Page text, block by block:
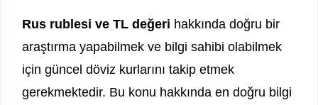
Rus rublesi ve TL değeri hakkında doğru bir
araştırma yapabilmek ve bilgi sahibi olabilmek
için güncel döviz kurlarını takip etmek
gerekmektedir. Bu konu hakkında en doğru bilgi